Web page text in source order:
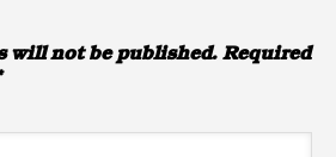
will not be published. Required